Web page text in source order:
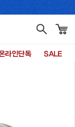
라인단독 SALE